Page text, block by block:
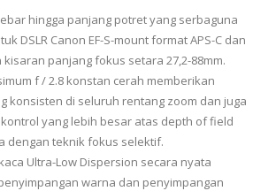
hingga panjang potret yang serbaguna
DSLR Canon EF-S-mount format APS-C dan
panjang fokus setara 27,2-88mm.
f / 2.8 konstan cerah memberikan
konsisten di seluruh rentang zoom dan juga
yang lebih besar atas depth of field
dengan teknik fokus selektif.
Ultra-Low Dispersion secara nyata
warna dan penyimpangan